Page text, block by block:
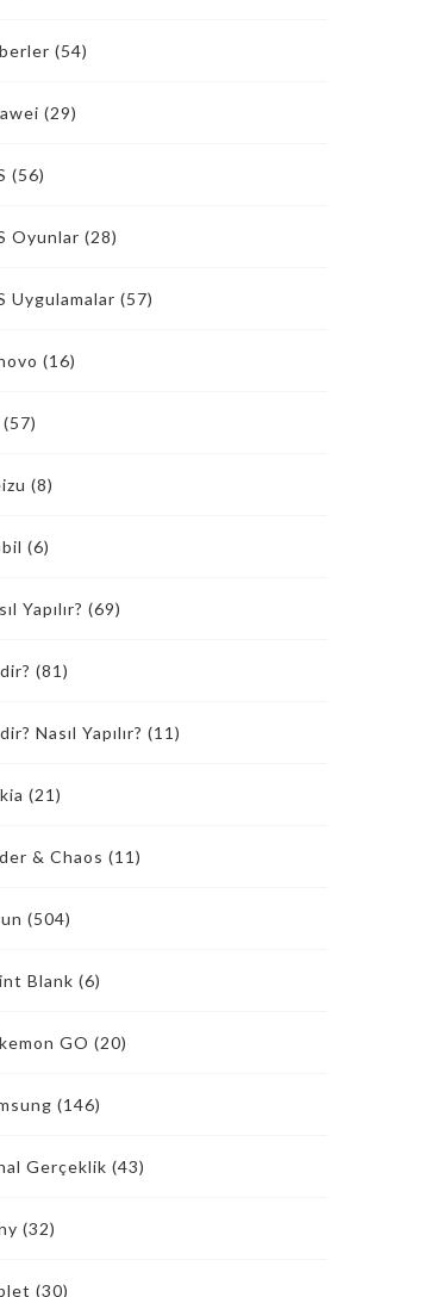
(54)
(29)
(56)
Oyunlar (28)
Uygulamalar (57)
(16)
(57)
(8)
(6)
Yapılır? (69)
(81)
Nasıl Yapılır? (11)
(21)
& Chaos (11)
(504)
Blank (6)
GO (20)
(146)
Gerçeklik (43)
(32)
(30)